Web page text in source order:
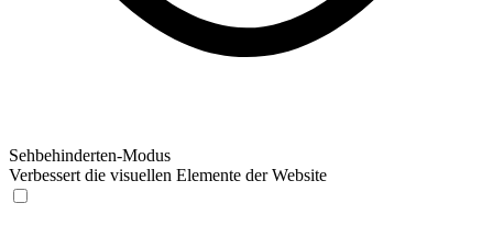
Sehbehinderten-Modus
Verbessert die visuellen Elemente der Website